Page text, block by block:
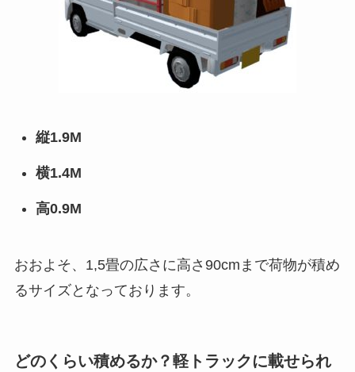
縦1.9M
横1.4M
高0.9M
おおよそ、1,5畳の広さに高さ90cmまで荷物が積め
るサイズとなっております。
どのくらい積めるか？軽トラックに載せられ